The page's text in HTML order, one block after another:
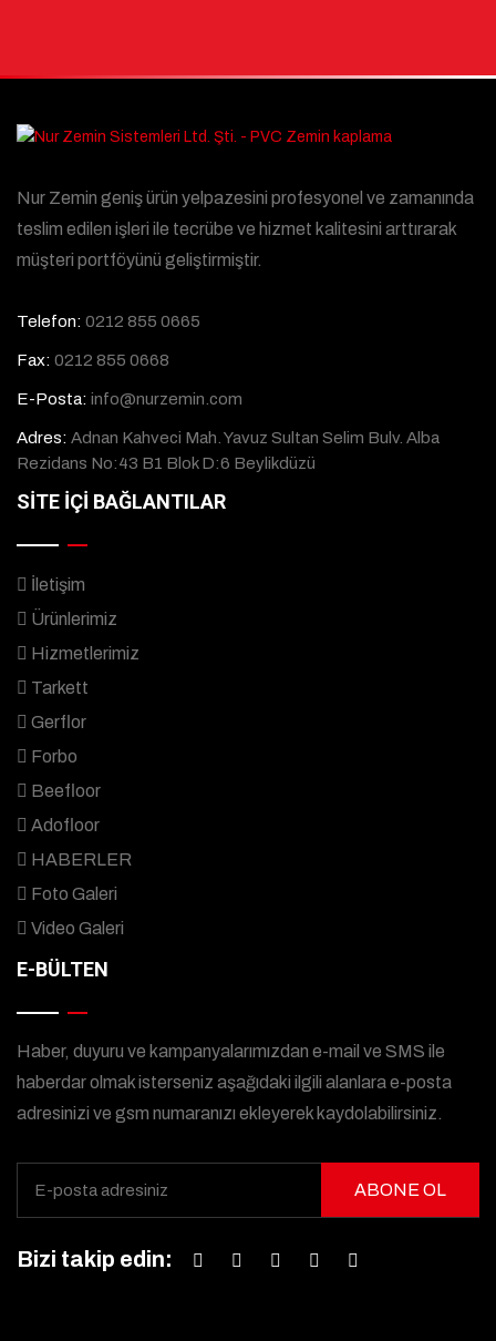
Nur Zemin geniş ürün yelpazesini profesyonel ve zamanında
teslim edilen işleri ile tecrübe ve hizmet kalitesini arttırarak
müşteri portföyünü geliştirmiştir.
Telefon: 0212 855 0665
Fax: 0212 855 0668
E-Posta: info@nurzemin.com
Adres: Adnan Kahveci Mah. Yavuz Sultan Selim Bulv. Alba
Rezidans No:43 B1 Blok D:6 Beylikdüzü
SİTE İÇİ BAĞLANTILAR
İletişim
Ürünlerimiz
Hizmetlerimiz
Tarkett
Gerflor
Forbo
Beefloor
Adofloor
HABERLER
Foto Galeri
Video Galeri
E-BÜLTEN
Haber, duyuru ve kampanyalarımızdan e-mail ve SMS ile
haberdar olmak isterseniz aşağıdaki ilgili alanlara e-posta
adresinizi ve gsm numaranızı ekleyerek kaydolabilirsiniz.
ABONE OL
Bizi takip edin: